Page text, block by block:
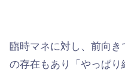
臨時マネに対し、前向
の存在もあり「やっぱ